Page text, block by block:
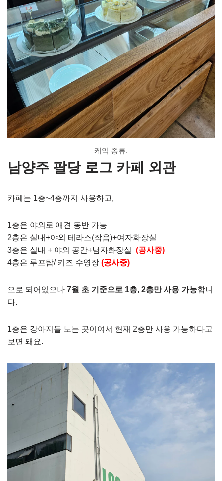
케익 종류.
남양주 팔당 로그 카페 외관
카페는 1층~4층까지 사용하고,
1층은 야외로 애견 동반 가능
2층은 실내+야외 테라스(작음)+여자화장실
3층은 실내 + 야외 공간+남자화장실 (공사중)
4층은 루프탑/ 키즈 수영장 (공사중)
으로 되어있으나 7월 초 기준으로 1층, 2층만 사용 가능합니
다.
1층은 강아지들 노는 곳이여서 현재 2층만 사용 가능하다고
보면 돼요.